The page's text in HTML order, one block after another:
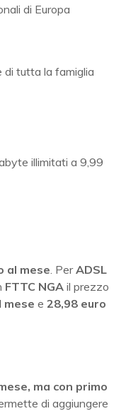
di Europa
di tutta la famiglia
illimitati a 9,99
al mese . PerADSL
FTTC NGA il prezzo
mese e 28,98 euro
ma con primo
di aggiungere